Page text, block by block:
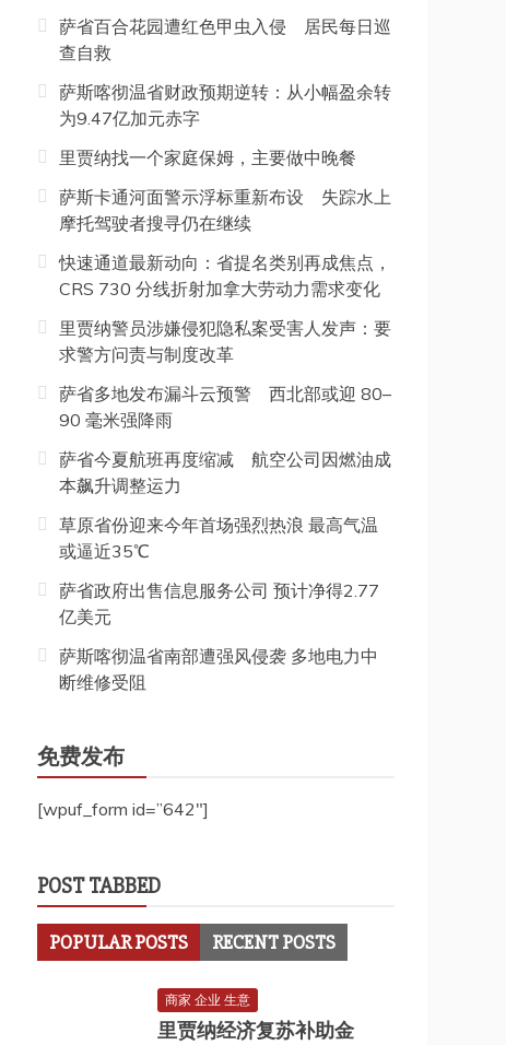
萨省百合花园遭红色甲虫入侵 居民每日巡
查自救
萨斯喀彻温省财政预期逆转：从小幅盈余转
为9.47亿加元赤字
里贾纳找一个家庭保姆，主要做中晚餐
萨斯卡通河面警示浮标重新布设 失踪水上
摩托驾驶者搜寻仍在继续
快速通道最新动向：省提名类别再成焦点，
CRS 730 分线折射加拿大劳动力需求变化
里贾纳警员涉嫌侵犯隐私案受害人发声：要
求警方问责与制度改革
萨省多地发布漏斗云预警 西北部或迎 80–
90 毫米强降雨
萨省今夏航班再度缩减 航空公司因燃油成
本飙升调整运力
草原省份迎来今年首场强烈热浪 最高气温
或逼近35℃
萨省政府出售信息服务公司 预计净得2.77
亿美元
萨斯喀彻温省南部遭强风侵袭 多地电力中
断维修受阻
免费发布
[wpuf_form id=”642″]
POST TABBED
POPULAR POSTS RECENT POSTS
商家 企业 生意
里贾纳经济复苏补助金